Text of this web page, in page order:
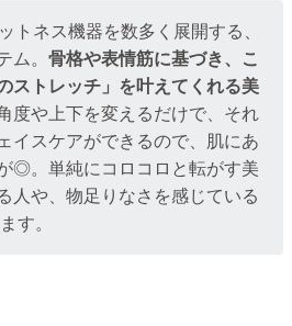
トネス機器を数多く展開する、
ム。骨格や表情筋に基づき、こ
ストレッチ」を叶えてくれる美
度や上下を変えるだけで、それ
イスケアができるので、肌にあ
◎。単純にコロコロと転がす美
人や、物足りなさを感じている
す。